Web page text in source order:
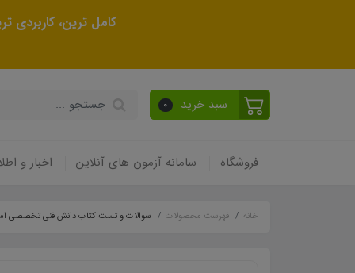
کامل ترین، کاربردی
سبد خرید 0
فروشگاه سامانه آزمون های آنلاین اخبار و
خانه فهرست محصولات سوالات و تست کتاب دانش فنی تخصصی